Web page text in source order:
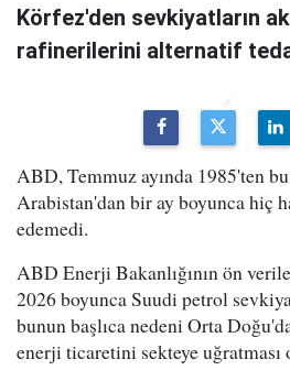
Körfez'den sevkiyatların
rafinerilerini alternatif
ABD, Temmuz ayında 1985'ten
Arabistan'dan bir ay boyunca hiç
edemedi.
ABD Enerji Bakanlığının ön
2026 boyunca Suudi petrol
bunun başlıca nedeni Orta
enerji ticaretini sekteye uğratması